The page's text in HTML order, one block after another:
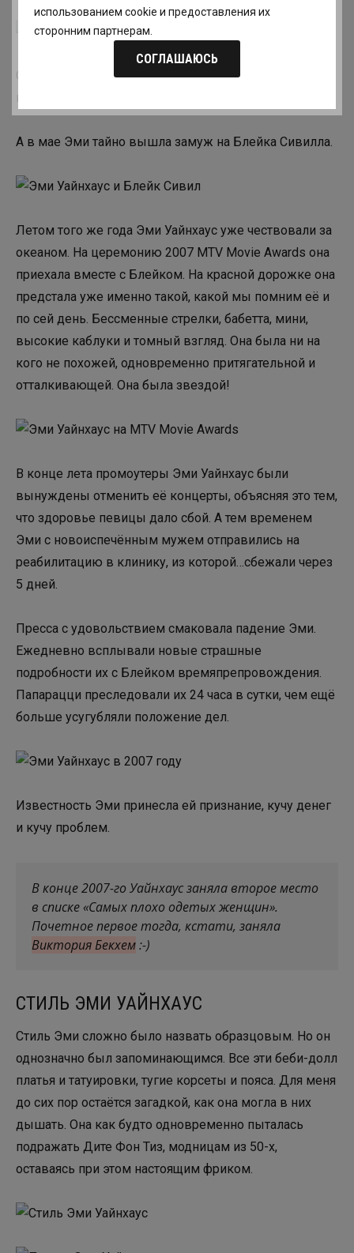
использованием cookie и предоставления их
сторонним партнерам.
СОГЛАШАЮСЬ
Спустя всего пару месяцев "Back to Black" занял
первую строчку в iTunes и стал платиновым.
А в мае Эми тайно вышла замуж на Блейка Сивилла.
Летом того же года Эми Уайнхаус уже чествовали за
океаном. На церемонию 2007 MTV Movie Awards она
приехала вместе с Блейком. На красной дорожке она
предстала уже именно такой, какой мы помним её и
по сей день. Бессменные стрелки, бабетта, мини,
высокие каблуки и томный взгляд. Она была ни на
кого не похожей, одновременно притягательной и
отталкивающей. Она была звездой!
В конце лета промоутеры Эми Уайнхаус были
вынуждены отменить её концерты, объясняя это тем,
что здоровье певицы дало сбой. А тем временем
Эми с новоиспечённым мужем отправились на
реабилитацию в клинику, из которой…сбежали через
5 дней.
Пресса с удовольствием смаковала падение Эми.
Ежедневно всплывали новые страшные
подробности их с Блейком времяпрепровождения.
Папарацци преследовали их 24 часа в сутки, чем ещё
больше усугубляли положение дел.
Известность Эми принесла ей признание, кучу денег
и кучу проблем.
В конце 2007-го Уайнхаус заняла второе место
в списке «Самых плохо одетых женщин».
Почетное первое тогда, кстати, заняла
Виктория Бекхем:-)
СТИЛЬ ЭМИ УАЙНХАУС
Стиль Эми сложно было назвать образцовым. Но он
однозначно был запоминающимся. Все эти беби-долл
платья и татуировки, тугие корсеты и пояса. Для меня
до сих пор остаётся загадкой, как она могла в них
дышать. Она как будто одновременно пыталась
подражать Дите Фон Тиз, модницам из 50-х,
оставаясь при этом настоящим фриком.